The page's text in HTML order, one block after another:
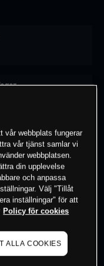
i detta
vår webbplats fungerar
vår tjänst samlar vi
webbplatsen.
din upplevelse
och anpassa
Välj "Tillåt
inställningar" för att
Policy för cookies
ALLA COOKIES